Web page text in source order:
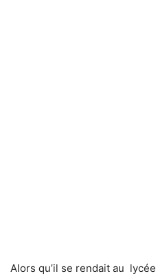
Alors qu’il se rendait au